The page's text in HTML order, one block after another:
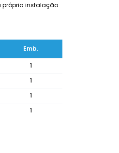
instalação.
Emb.
1
1
1
1